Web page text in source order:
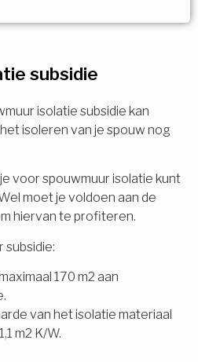
subsidie
isolatie subsidie kan
isoleren van je spouw nog
voor spouwmuur isolatie kunt
moet je voldoen aan de
hiervan te profiteren.
subsidie:
170 m2 aan
van het isolatie materiaal
m2 K/W.
mogelijk
en ontvang nu direct uw
per mail.